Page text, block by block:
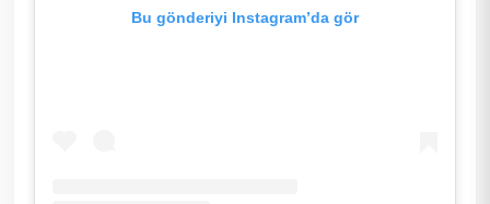
Bu gönderiyi Instagram’da gör